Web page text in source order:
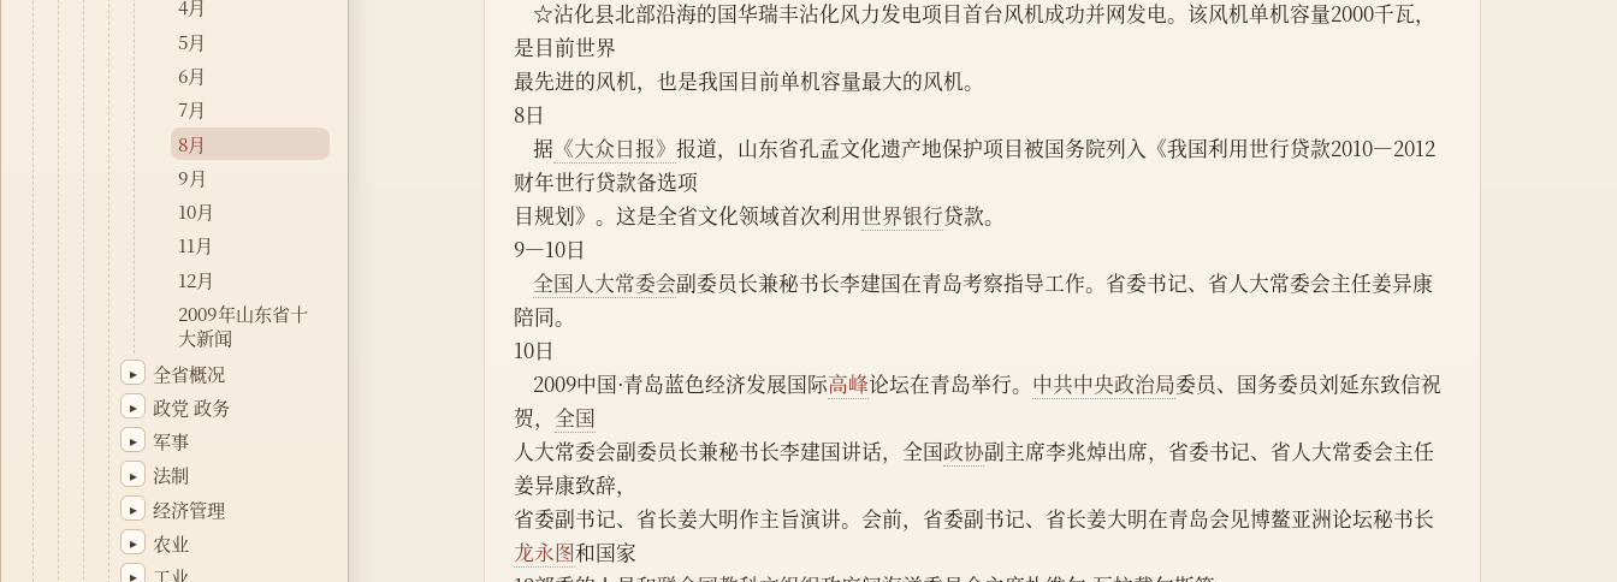
4月
5月
6月
7月
8月
9月
10月
11月
12月
2009年山东省十
大新闻
▸ 全省概况
▸ 政党 政务
▸ 军事
▸ 法制
▸ 经济管理
▸ 农业
▸ 工业
是目前世界
最先进的风机，也是我国目前单机容量最大的风机。
8日
    据
《大众日报》报道，山东省孔孟文化遗产地保护项目被国务院列入《我国利用世行贷款2010—2012
财年世行贷款备选项
目规划》。这是全省文化领域首次利用世界银行贷款。
9—10日
全国人大常委会副委员长兼秘书长李建国在青岛考察指导工作。省委书记、省人大常委会主任姜异康
陪同。
10日
    2009中国·青岛蓝色经济发展国际
高峰论坛在青岛举行。 中共中央政治局委员、国务委员刘延东致信祝
贺， 全国
人大常委会副委员长兼秘书长李建国讲话，全国政协副主席李兆焯出席，省委书记、省人大常委会主任
姜异康致辞，
省委副书记、省长姜大明作主旨演讲。会前，省委副书记、省长姜大明在青岛会见博鳌亚洲论坛秘书长
龙永图和国家